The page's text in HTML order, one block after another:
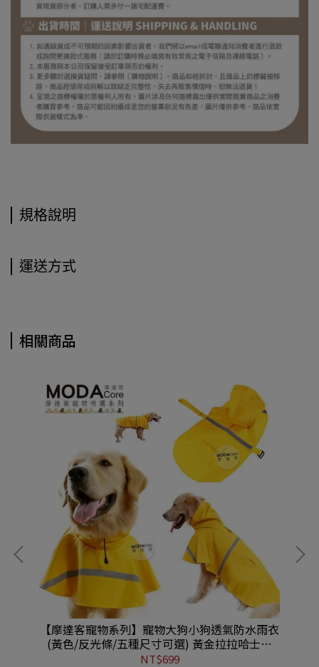
規格說明
運送方式
相關商品
【摩達客寵物系列】寵物大狗小狗透氣防水雨衣
(黃色/反光條/五種尺寸可選) 黃金拉拉哈士奇
(YMP80617003)
NT$699